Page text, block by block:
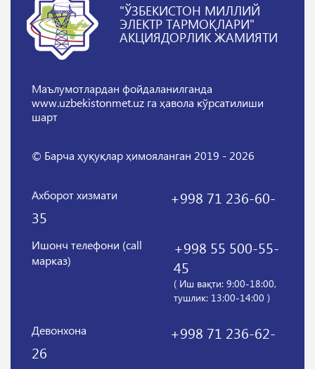
"ЎЗБЕКИСТОН МИЛЛИЙ
ЭЛЕКТР ТАРМОҚЛАРИ"
АКЦИЯДОРЛИК ЖАМИЯТИ
Маълумотлардан фойдаланилганда
www.uzbekistonmet.uz га ҳавола кўрсатилиши
шарт
© Барча ҳуқуқлар ҳимояланган 2019 - 2026
Ахборот хизмати
+998 71 236-60-
35
Ишонч телефони (call
марказ)
+998 55 500-55-
45
( Иш вақти: 9:00-18:00,
тушлик: 13:00-14:00 )
Девонхона
+998 71 236-62-
26